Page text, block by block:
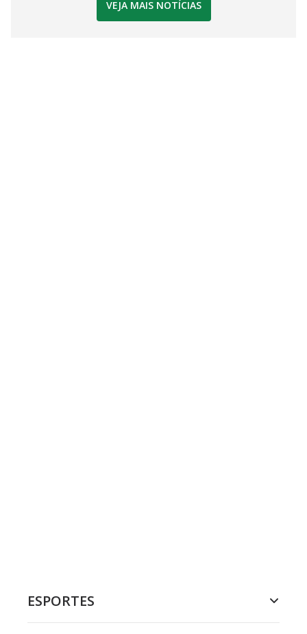
VEJA MAIS NOTÍCIAS
ESPORTES